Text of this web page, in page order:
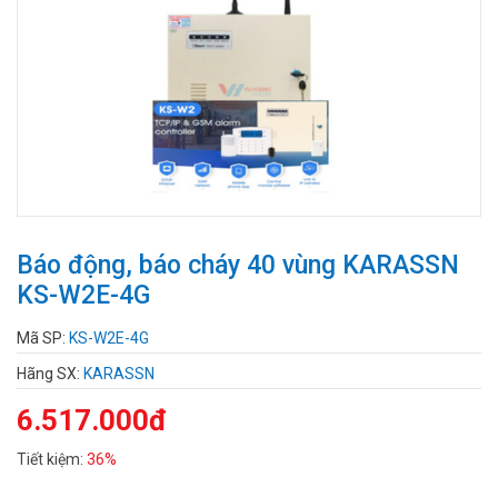
Báo động, báo cháy 40 vùng KARASSN
KS-W2E-4G
Mã SP: KS-W2E-4G
Hãng SX: KARASSN
6.517.000đ
Tiết kiệm: 36%